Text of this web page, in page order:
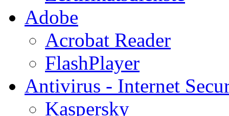
Adobe
Acrobat Reader
FlashPlayer
Antivirus - Internet
Kaspersky